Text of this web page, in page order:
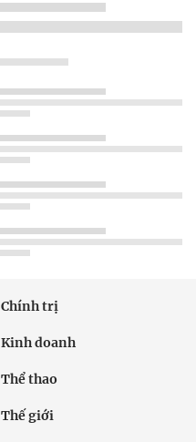
Chính trị
Kinh doanh
Thể thao
Thế giới